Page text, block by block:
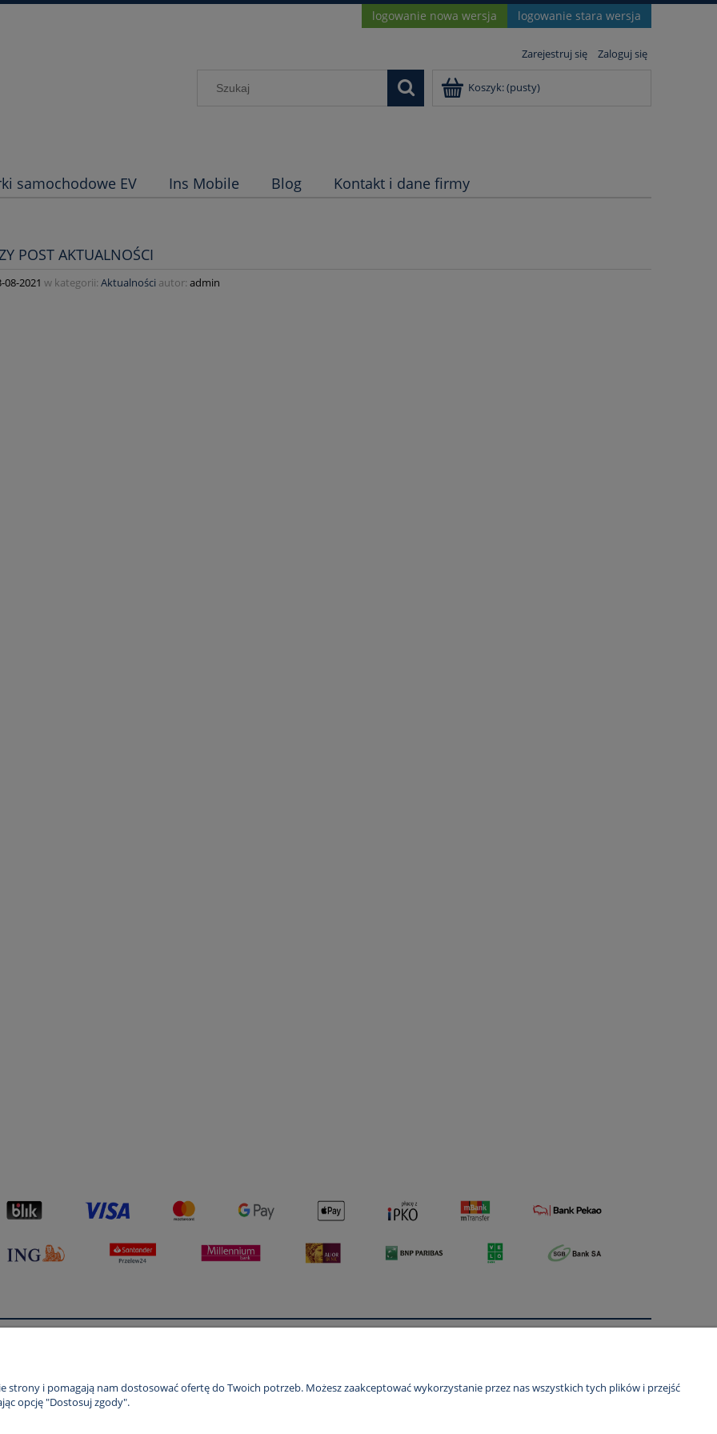
logowanie nowa wersja logowanie stara wersja
Zarejestruj się Zaloguj się
Koszyk:(pusty)
samochodowe EV Ins Mobile Blog Kontakt i dane firmy
POST AKTUALNOŚCI
08-2021 w kategorii: Aktualności autor: admin
Formy płatności
Czas i koszty dostawy
Polityka prywatności
Kontakt i dane firmy
strony i pomagają nam dostosować ofertę do Twoich potrzeb. Możesz zaakceptować wykorzystanie przez nas wszystkich tych plików i przejść
opcję "Dostosuj zgody".